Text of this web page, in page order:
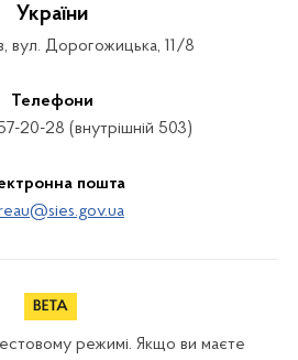
України
вул. Дорогожицька, 11/8
Телефони
20-28 (внутрішній 503)
пошта
режимі. Якщо ви маєте